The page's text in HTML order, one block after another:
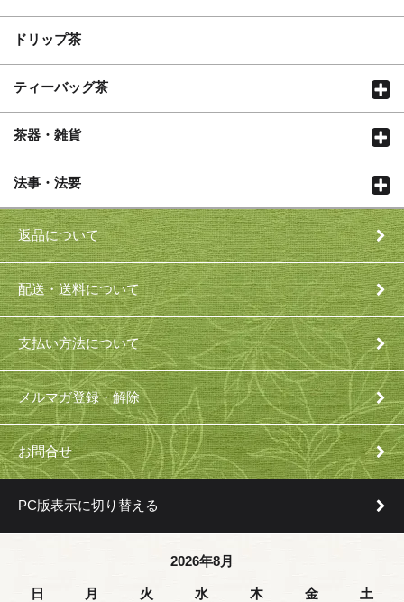
ドリップ茶
ティーバッグ茶
茶器・雑貨
法事・法要
返品について
配送・送料について
支払い方法について
メルマガ登録・解除
お問合せ
PC版表示に切り替える
2026年8月
日 月 火 水 木 金
土